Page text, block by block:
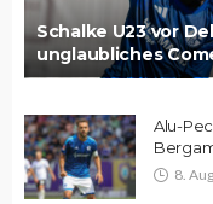
Schalke U23 vor
unglaubliches
Alu-
8.